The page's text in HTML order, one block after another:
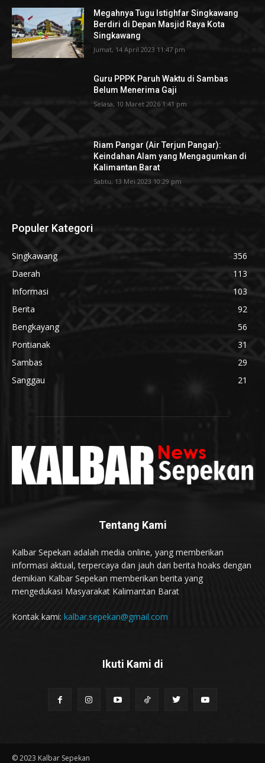
Megahnya Tugu Istighfar Singkawang
Berdiri di Depan Masjid Raya Kota
Singkawang
Jumat, 14 April 2023 11:47 pm
Guru PPPK Paruh Waktu di Sambas
Belum Menerima Gaji
Selasa, 10 Maret 2026 1:41 pm
Riam Pangar (Air Terjun Pangar):
Keindahan Alam yang Mengagumkan di
Kalimantan Barat
Sabtu, 13 Mei 2023 10:29 pm
Populer Kategori
Singkawang
356
Daerah
113
Informasi
103
Berita
92
Bengkayang
56
Pontianak
31
Sambas
29
Sanggau
21
Tentang Kami
Kalbar Sepekan adalah media online, yang memberikan
informasi aktual, terpercaya dan jauh dari berita hoaks dengan
demikian Kalbar Sepekan memberikan berita yang
mengedukasi Masyarakat Kalimantan Barat
Kontak kami: kalbar.sepekan@gmail.com
Ikuti Kami di
© 2023 Kalbar Sepekan